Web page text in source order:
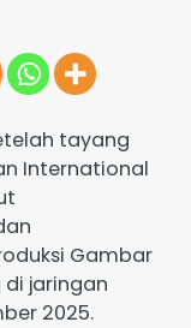
tayang
International
Gambar
di jaringan
2025.